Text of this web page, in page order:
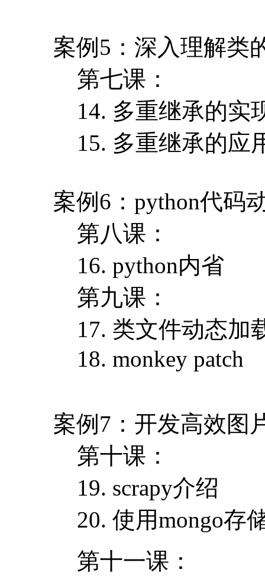
案例5：深入理解类
第七课：
14. 多重继承的实
15. 多重继承的应
案例6：python代码
第八课：
16. python内省
第九课：
17. 类文件动态加
18. monkey patch
案例7：开发高效图
第十课：
19. scrapy介绍
20. 使用mongo存
第十一课：